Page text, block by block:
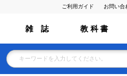
ご利用ガイド お問い合
雑 誌 教 科 書